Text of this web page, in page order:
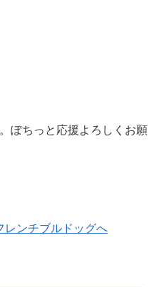
ぽちっと応援よろしくお願